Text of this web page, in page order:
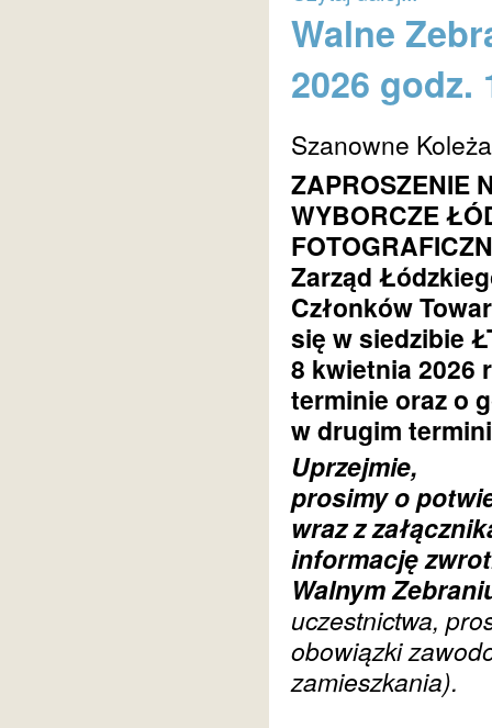
Walne
2026 godz.
Szanowne
ZAPROSZENIE
WYBORCZE
Zarząd
Członków
się w siedzibie
8 kwietnia 2026
terminie oraz o
w drugim
Uprzejmie,
prosimy o
wraz z
informację
Walnym
uczestnictwa,
obowiązki
zamieszkania).